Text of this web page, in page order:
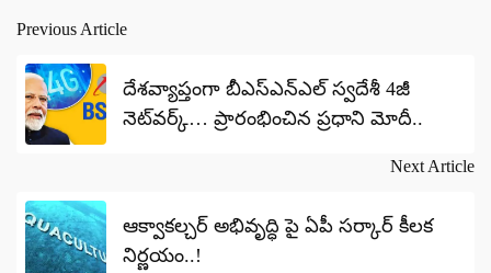
Post
navigation
Previous Article
దేశవ్యాప్తంగా బీఎస్ఎన్ఎల్ స్వదేశీ 4జీ
నెట్‌వర్క్… ప్రారంభించిన ప్రధాని మోదీ..
Next Article
ఆక్వాకల్చర్ అభివృద్ధి పై ఏపీ సర్కార్ కీలక
నిర్ణయం..!